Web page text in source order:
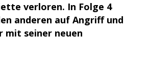
verloren. In Folge 4
anderen auf Angriff und
mit seiner neuen